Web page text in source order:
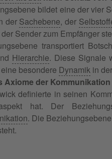
bildet eine der vier
der Sachebene, der
Sender zum Empfänger
transportiert
Hierarchie. Diese Signale
besondere Dynamik in
Axiome der Kommunikation
definierte in seinen
hat. Der
. Die